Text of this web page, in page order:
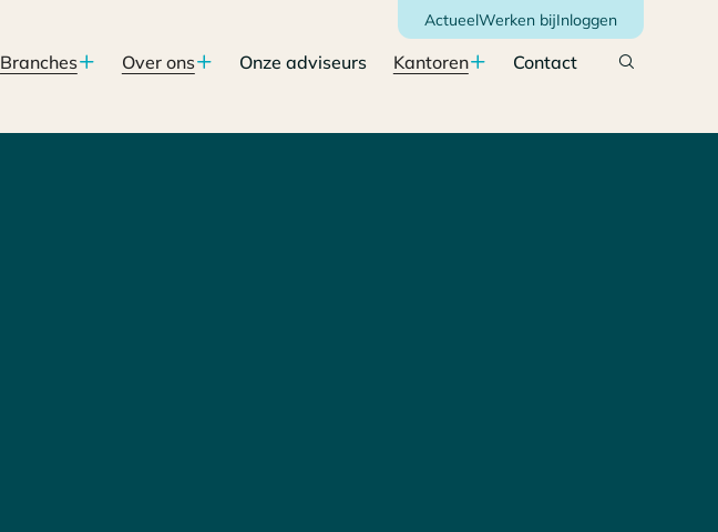
Inloggen
Werken bij
Actueel
Contact
Kantoren
Onze adviseurs
Over ons
Branches